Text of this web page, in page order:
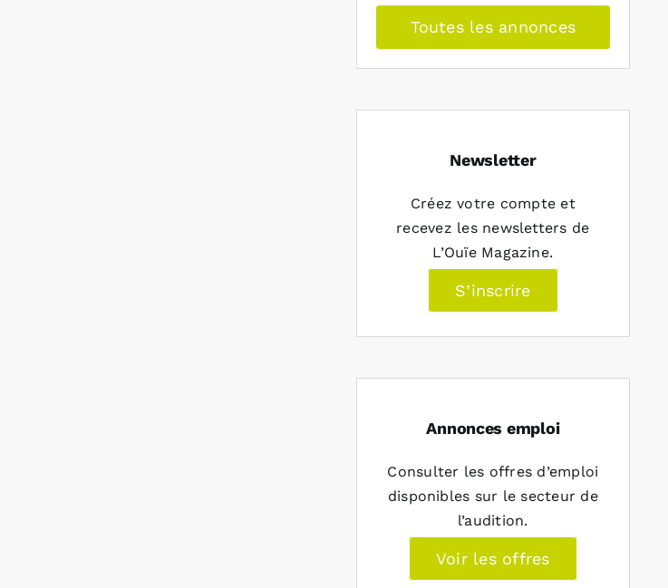
Toutes les annonces
Newsletter
Créez votre compte et
recevez les newsletters de
L’Ouïe Magazine.
S’inscrire
Annonces emploi
Consulter les offres d’emploi
disponibles sur le secteur de
l’audition.
Voir les offres